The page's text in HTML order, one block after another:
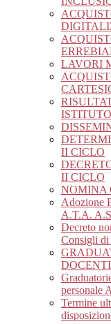
LAVORI
ISTITUTO
II CICLO
II CICLO
NOMINA
Adozione
A.T.A.
Decreto
Consigli di
personale
Termine